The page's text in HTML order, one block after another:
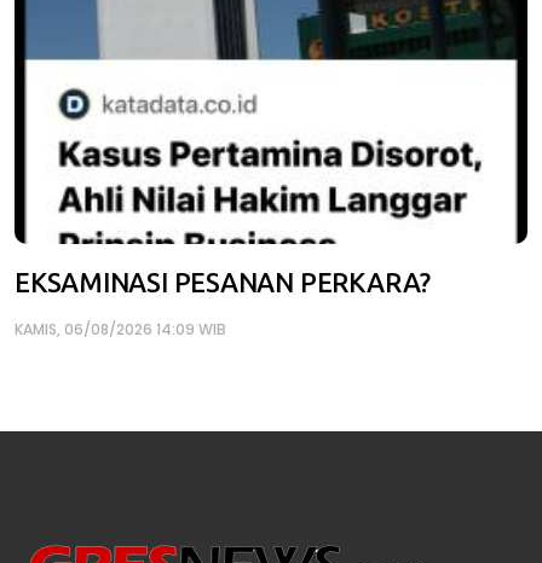
EKSAMINASI PESANAN PERKARA?
KAMIS, 06/08/2026 14:09 WIB